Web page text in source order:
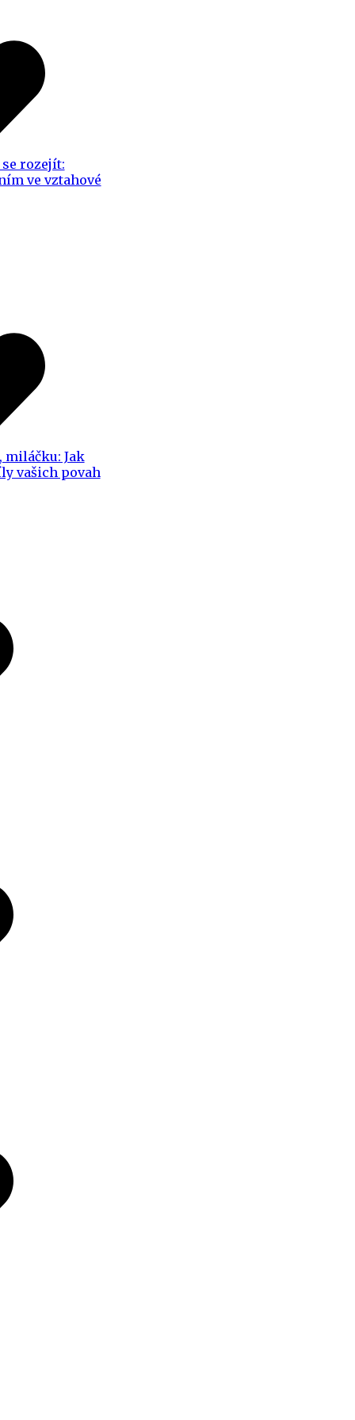
se rozejít:
ve vztahové
miláčku: Jak
vašich povah